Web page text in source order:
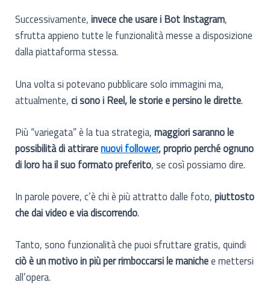
Successivamente,invece che usare i Bot Instagram,
sfrutta appieno tutte le funzionalità messe a disposizione
dalla piattaforma stessa.
Una volta si potevano pubblicare solo immagini ma,
attualmente, ci sono i Reel, le storie e persino le dirette.
Più “variegata” è la tua strategia,maggiori saranno le
possibilità di attirarenuovi follower, proprio perché ognuno
di loro ha il suo formato preferito, se così possiamo dire.
In parole povere, c’è chi è più attratto dalle foto,piuttosto
che dai video e via discorrendo.
Tanto, sono funzionalità che puoi sfruttare gratis, quindi
ciò è un motivo in più per rimboccarsi le manichee mettersi
all’opera.